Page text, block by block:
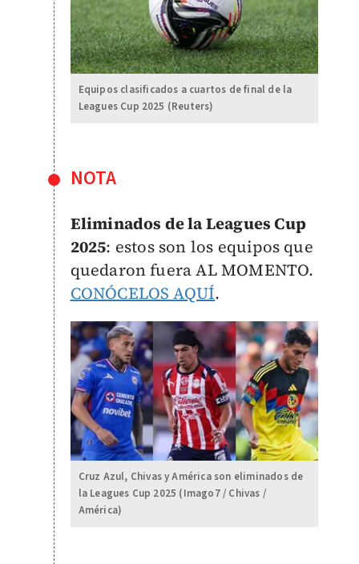
Equipos clasificados a cuartos de final de la
Leagues Cup 2025 (Reuters)
NOTA
Eliminados de la Leagues Cup
2025: estos son los equipos que
quedaron fuera AL MOMENTO.
CONÓCELOS AQUÍ.
Cruz Azul, Chivas y América son eliminados de
la Leagues Cup 2025 (Imago7 / Chivas /
América)